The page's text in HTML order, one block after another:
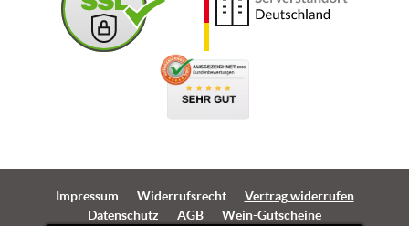
Impressum Widerrufsrecht
Vertrag widerrufen
Datenschutz
AGB Wein-Gutscheine